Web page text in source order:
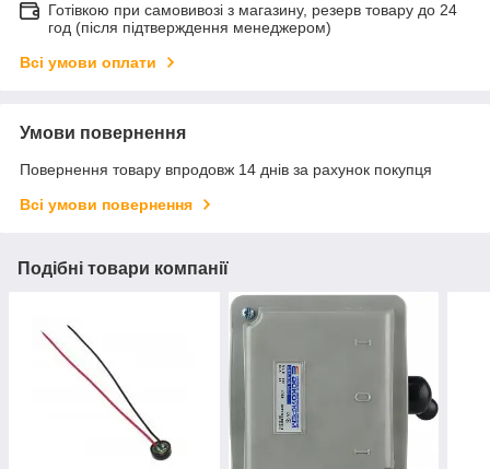
Готівкою при самовивозі з магазину, резерв товару до 24
год (після підтверждення менеджером)
Всі умови оплати
Умови повернення
Повернення товару впродовж 14 днів за рахунок покупця
Всі умови повернення
Подібні товари компанії